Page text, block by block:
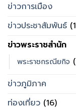
ข่าวการเมือง
ข่าวประชาสัมพันธ์
ข่าวพระราชสำนัก
พระราชกรณียกิจ
ข่าวภูมิภาค
ท่องเที่ยว (16)